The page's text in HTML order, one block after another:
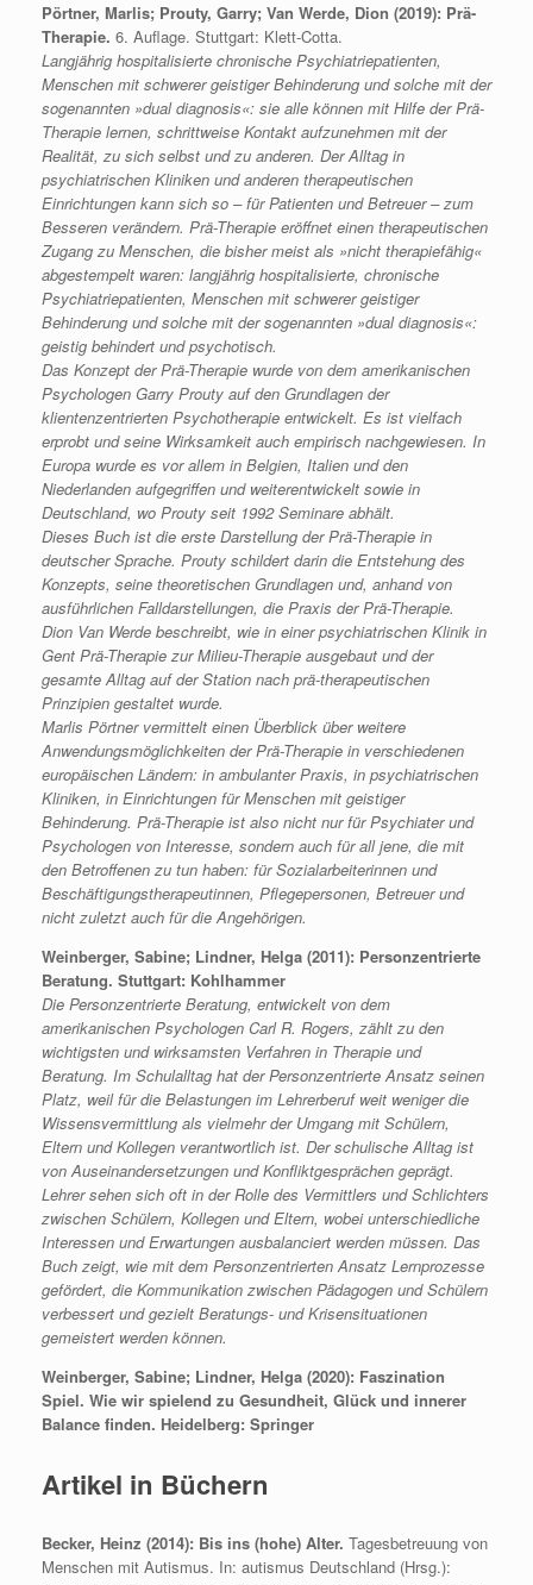
Pörtner, Marlis; Prouty, Garry; Van Werde, Dion (2019): Prä-
Therapie. 6. Auflage. Stuttgart: Klett-Cotta.
Langjährig hospitalisierte chronische Psychiatriepatienten,
Menschen mit schwerer geistiger Behinderung und solche mit der
sogenannten »dual diagnosis«: sie alle können mit Hilfe der Prä-
Therapie lernen, schrittweise Kontakt aufzunehmen mit der
Realität, zu sich selbst und zu anderen. Der Alltag in
psychiatrischen Kliniken und anderen therapeutischen
Einrichtungen kann sich so – für Patienten und Betreuer – zum
Besseren verändern. Prä-Therapie eröffnet einen therapeutischen
Zugang zu Menschen, die bisher meist als »nicht therapiefähig«
abgestempelt waren: langjährig hospitalisierte, chronische
Psychiatriepatienten, Menschen mit schwerer geistiger
Behinderung und solche mit der sogenannten »dual diagnosis«:
geistig behindert und psychotisch.
Das Konzept der Prä-Therapie wurde von dem amerikanischen
Psychologen Garry Prouty auf den Grundlagen der
klientenzentrierten Psychotherapie entwickelt. Es ist vielfach
erprobt und seine Wirksamkeit auch empirisch nachgewiesen. In
Europa wurde es vor allem in Belgien, Italien und den
Niederlanden aufgegriffen und weiterentwickelt sowie in
Deutschland, wo Prouty seit 1992 Seminare abhält.
Dieses Buch ist die erste Darstellung der Prä-Therapie in
deutscher Sprache. Prouty schildert darin die Entstehung des
Konzepts, seine theoretischen Grundlagen und, anhand von
ausführlichen Falldarstellungen, die Praxis der Prä-Therapie.
Dion Van Werde beschreibt, wie in einer psychiatrischen Klinik in
Gent Prä-Therapie zur Milieu-Therapie ausgebaut und der
gesamte Alltag auf der Station nach prä-therapeutischen
Prinzipien gestaltet wurde.
Marlis Pörtner vermittelt einen Überblick über weitere
Anwendungsmöglichkeiten der Prä-Therapie in verschiedenen
europäischen Ländern: in ambulanter Praxis, in psychiatrischen
Kliniken, in Einrichtungen für Menschen mit geistiger
Behinderung. Prä-Therapie ist also nicht nur für Psychiater und
Psychologen von Interesse, sondern auch für all jene, die mit
den Betroffenen zu tun haben: für Sozialarbeiterinnen und
Beschäftigungstherapeutinnen, Pflegepersonen, Betreuer und
nicht zuletzt auch für die Angehörigen.
Weinberger, Sabine; Lindner, Helga (2011): Personzentrierte
Beratung. Stuttgart: Kohlhammer
Die Personzentrierte Beratung, entwickelt von dem
amerikanischen Psychologen Carl R. Rogers, zählt zu den
wichtigsten und wirksamsten Verfahren in Therapie und
Beratung. Im Schulalltag hat der Personzentrierte Ansatz seinen
Platz, weil für die Belastungen im Lehrerberuf weit weniger die
Wissensvermittlung als vielmehr der Umgang mit Schülern,
Eltern und Kollegen verantwortlich ist. Der schulische Alltag ist
von Auseinandersetzungen und Konfliktgesprächen geprägt.
Lehrer sehen sich oft in der Rolle des Vermittlers und Schlichters
zwischen Schülern, Kollegen und Eltern, wobei unterschiedliche
Interessen und Erwartungen ausbalanciert werden müssen. Das
Buch zeigt, wie mit dem Personzentrierten Ansatz Lernprozesse
gefördert, die Kommunikation zwischen Pädagogen und Schülern
verbessert und gezielt Beratungs- und Krisensituationen
gemeistert werden können.
Weinberger, Sabine; Lindner, Helga (2020): Faszination
Spiel. Wie wir spielend zu Gesundheit, Glück und innerer
Balance finden. Heidelberg: Springer
Artikel in Büchern
Becker, Heinz (2014): Bis ins (hohe) Alter. Tagesbetreuung von
Menschen mit Autismus. In: autismus Deutschland (Hrsg.):